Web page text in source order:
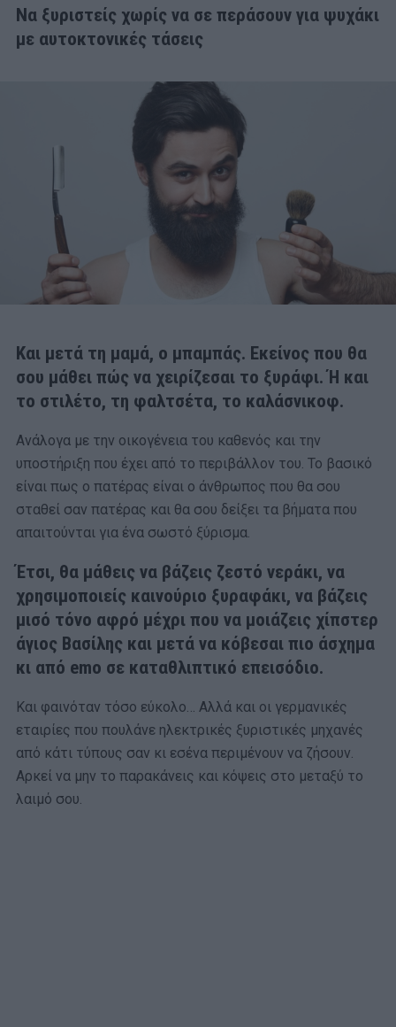
Να ξυριστείς χωρίς να σε περάσουν για ψυχάκι
με αυτοκτονικές τάσεις
Και μετά τη μαμά, ο μπαμπάς. Εκείνος που θα
σου μάθει πώς να χειρίζεσαι το ξυράφι. Ή και
το στιλέτο, τη φαλτσέτα, το καλάσνικοφ.
Ανάλογα με την οικογένεια του καθενός και την
υποστήριξη που έχει από το περιβάλλον του. Το βασικό
είναι πως ο πατέρας είναι ο άνθρωπος που θα σου
σταθεί σαν πατέρας και θα σου δείξει τα βήματα που
απαιτούνται για ένα σωστό ξύρισμα.
Έτσι, θα μάθεις να βάζεις ζεστό νεράκι, να
χρησιμοποιείς καινούριο ξυραφάκι, να βάζεις
μισό τόνο αφρό μέχρι που να μοιάζεις χίπστερ
άγιος Βασίλης και μετά να κόβεσαι πιο άσχημα
κι από emo σε καταθλιπτικό επεισόδιο.
Και φαινόταν τόσο εύκολο… Αλλά και οι γερμανικές
εταιρίες που πουλάνε ηλεκτρικές ξυριστικές μηχανές
από κάτι τύπους σαν κι εσένα περιμένουν να ζήσουν.
Αρκεί να μην το παρακάνεις και κόψεις στο μεταξύ το
λαιμό σου.